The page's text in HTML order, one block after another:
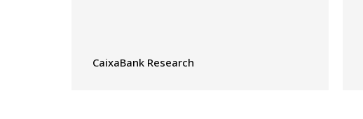
CaixaBank Research